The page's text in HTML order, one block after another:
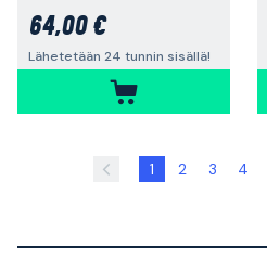
64,00 €
Lähetetään 24 tunnin sisällä!
1 2 3 4